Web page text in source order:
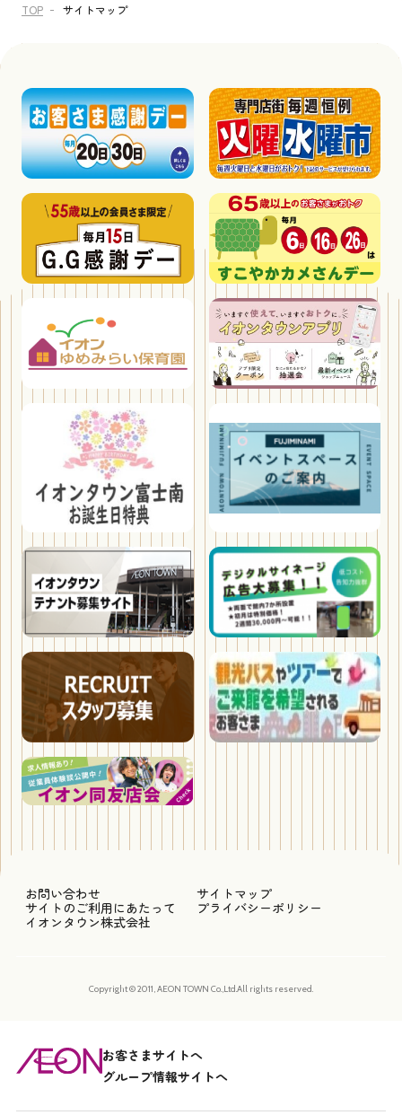
TOP サイトマップ
お問い合わせ
サイトマップ
サイトのご利用にあたって
プライバシーポリシー
イオンタウン株式会社
Copyright © 2011, AEON TOWN Co.,Ltd.All rights reserved.
お客さまサイトへ
グループ情報サイトへ